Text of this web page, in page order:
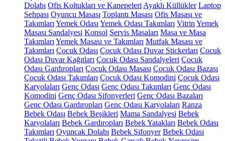
Dolabı Ofis Koltukları ve Kanepeleri Ayaklı Küllükler Laptop
Sehpası Oyuncu Masası Toplantı Masası Ofis Masası ve
Takımları Yemek Odası Yemek Odası Takımları Vitrin Yemek
Masası Sandalyesi Konsol Servis Masaları Masa ve Masa
Takımları Yemek Masası ve Takımları Mutfak Masası ve
Takımları Çocuk Odası Çocuk Odası Duvar Stickerları Çocuk
Odası Duvar Kağıtları Çocuk Odası Sandalyeleri Çocuk
Odası Gardıropları Çocuk Odası Masası Çocuk Odası Bazası
Çocuk Odası Takımları Çocuk Odası Komodini Çocuk Odası
Karyolaları Genç Odası Genç Odası Takımları Genç Odası
Komodini Genç Odası Şifonyerleri Genç Odası Bazaları
Genç Odası Gardıropları Genç Odası Karyolaları Ranza
Bebek Odası Bebek Beşikleri Mama Sandalyesi Bebek
Karyolaları Bebek Gardıropları Bebek Yatakları Bebek Odası
Takımları Oyuncak Dolabı Bebek Şifonyer Bebek Odası